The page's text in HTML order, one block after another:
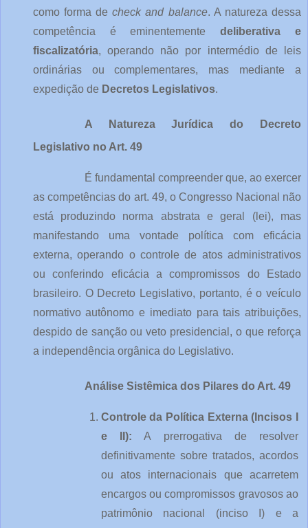
como forma de check and balance. A natureza dessa
competência é eminentemente deliberativa e
fiscalizatória, operando não por intermédio de leis
ordinárias ou complementares, mas mediante a
expedição de Decretos Legislativos.
A Natureza Jurídica do Decreto
Legislativo no Art. 49
É fundamental compreender que, ao exercer
as competências do art. 49, o Congresso Nacional não
está produzindo norma abstrata e geral (lei), mas
manifestando uma vontade política com eficácia
externa, operando o controle de atos administrativos
ou conferindo eficácia a compromissos do Estado
brasileiro. O Decreto Legislativo, portanto, é o veículo
normativo autônomo e imediato para tais atribuições,
despido de sanção ou veto presidencial, o que reforça
a independência orgânica do Legislativo.
Análise Sistêmica dos Pilares do Art. 49
Controle da Política Externa (Incisos I
e II): A prerrogativa de resolver
definitivamente sobre tratados, acordos
ou atos internacionais que acarretem
encargos ou compromissos gravosos ao
patrimônio nacional (inciso I) e a